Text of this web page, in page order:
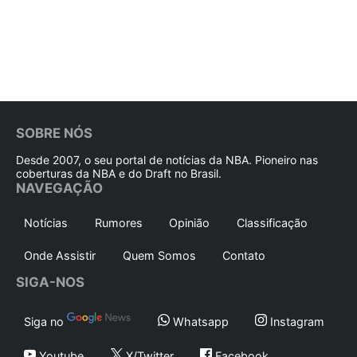
SOBRE NÓS
Desde 2007, o seu portal de notícias da NBA. Pioneiro nas
coberturas da NBA e do Draft no Brasil.
NAVEGAÇÃO
Notícias Rumores Opinião Classificação
Onde Assistir Quem Somos Contato
SIGA-NOS
Siga no Whatsapp Instagram